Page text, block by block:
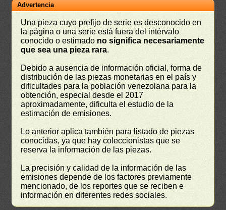
Advertencia
Una pieza cuyo prefijo de serie es desconocido en
la página o una serie está fuera del intérvalo
conocido o estimado no significa necesariamente
que sea una pieza rara.
Debido a ausencia de información oficial, forma de
distribución de las piezas monetarias en el país y
dificultades para la población venezolana para la
obtención, especial desde el 2017
aproximadamente, dificulta el estudio de la
estimación de emisiones.
Lo anterior aplica también para listado de piezas
conocidas, ya que hay coleccionistas que se
reserva la información de las piezas.
La precisión y calidad de la información de las
emisiones depende de los factores previamente
mencionado, de los reportes que se reciben e
información en diferentes redes sociales.